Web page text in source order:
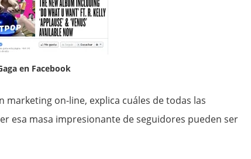
en Facebook
marketing on-line, explica cuáles de todas las
esa masa impresionante de seguidores pueden ser